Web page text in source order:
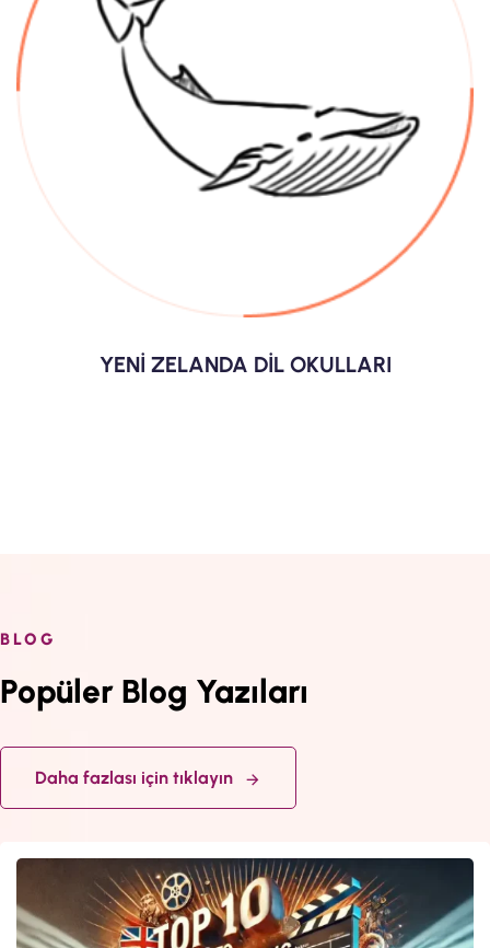
YENİ ZELANDA DİL OKULLARI
BLOG
Popüler Blog Yazıları
Daha fazlası için tıklayın